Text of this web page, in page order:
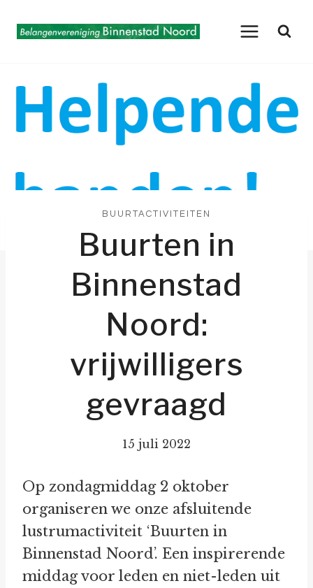
naar
BUURTACTIVITEITEN
Buurten in
Binnenstad
Noord:
vrijwilligers
gevraagd
15 juli 2022
Op zondagmiddag 2 oktober
organiseren we onze afsluitende
lustrumactiviteit ‘Buurten in
Binnenstad Noord’. Een inspirerende
middag voor leden en niet-leden uit